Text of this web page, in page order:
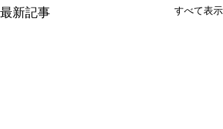
最新記事 すべて表示